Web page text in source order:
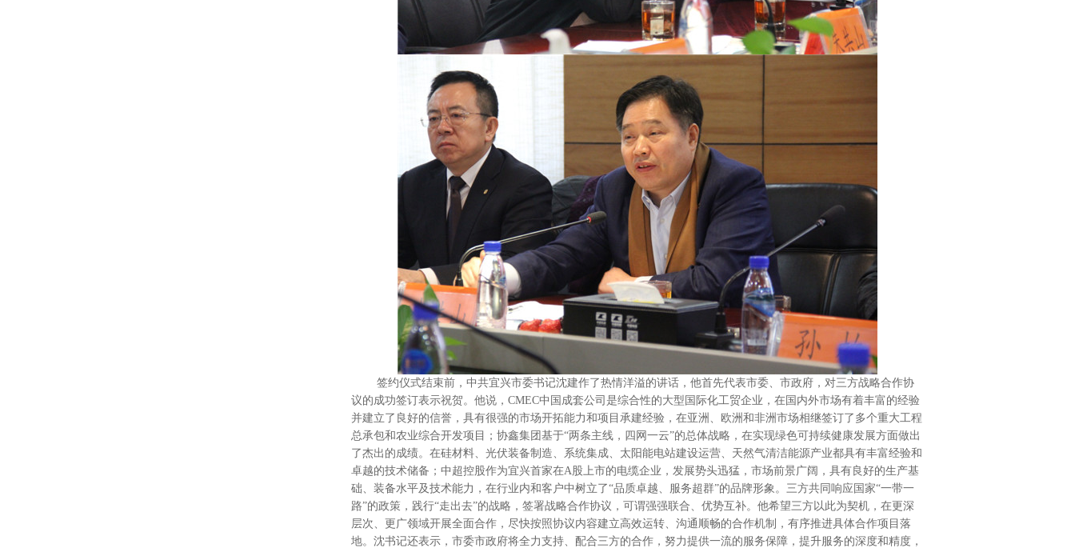
签约仪式结束前，中共宜兴市委书记沈建作了热情洋溢的讲话，他首先代表市委、市政府，对三方战略合作协
议的成功签订表示祝贺。他说，CMEC中国成套公司是综合性的大型国际化工贸企业，在国内外市场有着丰富的经验
并建立了良好的信誉，具有很强的市场开拓能力和项目承建经验，在亚洲、欧洲和非洲市场相继签订了多个重大工程
总承包和农业综合开发项目；协鑫集团基于“两条主线，四网一云”的总体战略，在实现绿色可持续健康发展方面做出
了杰出的成绩。在硅材料、光伏装备制造、系统集成、太阳能电站建设运营、天然气清洁能源产业都具有丰富经验和
卓越的技术储备；中超控股作为宜兴首家在A股上市的电缆企业，发展势头迅猛，市场前景广阔，具有良好的生产基
础、装备水平及技术能力，在行业内和客户中树立了“品质卓越、服务超群”的品牌形象。三方共同响应国家“一带一
路”的政策，践行“走出去”的战略，签署战略合作协议，可谓强强联合、优势互补。他希望三方以此为契机，在更深
层次、更广领域开展全面合作，尽快按照协议内容建立高效运转、沟通顺畅的合作机制，有序推进具体合作项目落
地。沈书记还表示，市委市政府将全力支持、配合三方的合作，努力提供一流的服务保障，提升服务的深度和精度，